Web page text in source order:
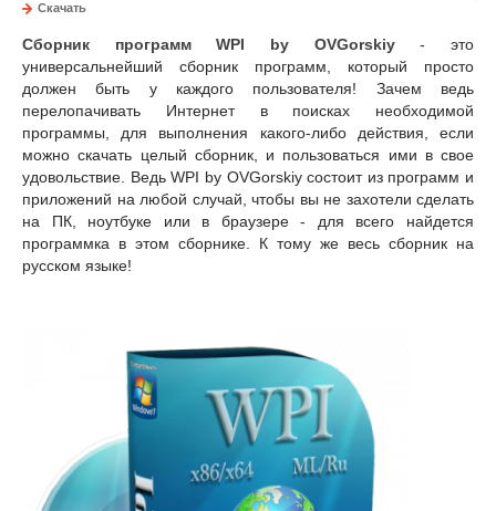
Скачать
Сборник программ WPI by OVGorskiy- это
универсальнейший сборник программ, который просто
должен быть у каждого пользователя! Зачем ведь
перелопачивать Интернет в поисках необходимой
программы, для выполнения какого-либо действия, если
можно скачать целый сборник, и пользоваться ими в свое
удовольствие. Ведь WPI by OVGorskiy состоит из программ и
приложений на любой случай, чтобы вы не захотели сделать
на ПК, ноутбуке или в браузере - для всего найдется
программка в этом сборнике. К тому же весь сборник на
русском языке!